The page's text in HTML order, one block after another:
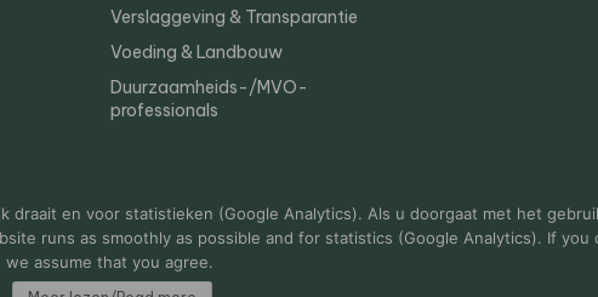
Verslaggeving & Transparantie
Voeding & Landbouw
Duurzaamheids-/MVO-
professionals
en voor statistieken (Google Analytics). Als u doorgaat met het
runs as smoothly as possible and for statistics (Google Analytics). If
assume that you agree.